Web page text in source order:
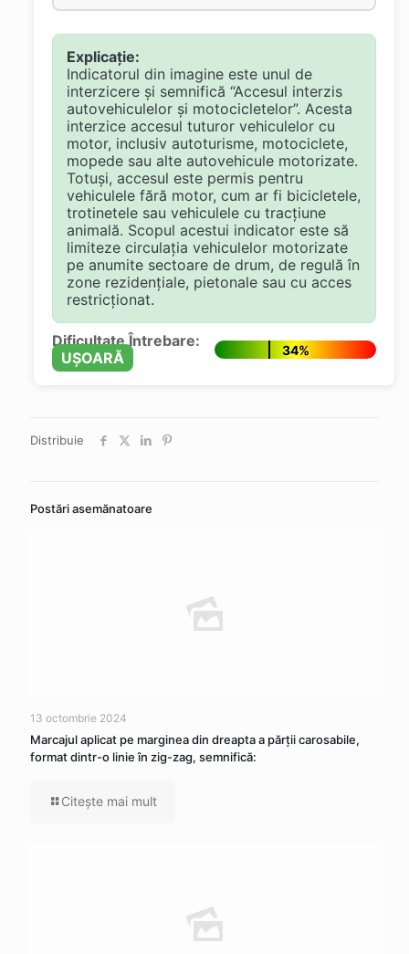
Explicație:
Indicatorul din imagine este unul de
interzicere și semnifică “Accesul interzis
autovehiculelor și motocicletelor”. Acesta
interzice accesul tuturor vehiculelor cu
motor, inclusiv autoturisme, motociclete,
mopede sau alte autovehicule motorizate.
Totuși, accesul este permis pentru
vehiculele fără motor, cum ar fi bicicletele,
trotinetele sau vehiculele cu tracțiune
animală. Scopul acestui indicator este să
limiteze circulația vehiculelor motorizate
pe anumite sectoare de drum, de regulă în
zone rezidențiale, pietonale sau cu acces
restricționat.
Dificultate Întrebare:
UȘOARĂ
34%
Distribuie
Postări asemănatoare
13 octombrie 2024
Marcajul aplicat pe marginea din dreapta a părţii carosabile,
format dintr-o linie în zig-zag, semnifică:
Citeşte mai mult